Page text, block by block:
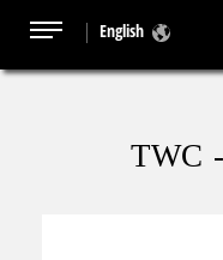
English
TWC